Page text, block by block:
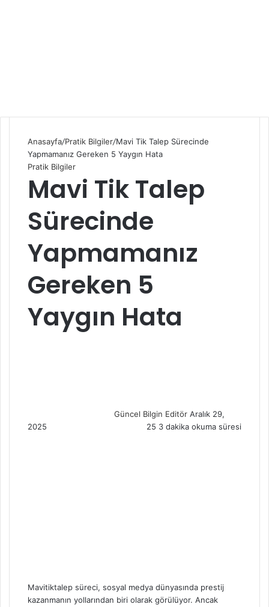
Anasayfa/Pratik Bilgiler/Mavi Tik Talep Sürecinde
Yapmamanız Gereken 5 Yaygın Hata
Pratik Bilgiler
Mavi Tik Talep
Sürecinde
Yapmamanız
Gereken 5
Yaygın Hata
Güncel Bilgin Editör e
m
Aralık 29,
2025
25 3 dakika okuma süresi
Mavitiktalep süreci, sosyal medya dünyasında prestij
kazanmanın yollarından biri olarak görülüyor. Ancak